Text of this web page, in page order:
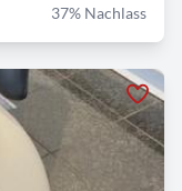
37% Nachlass